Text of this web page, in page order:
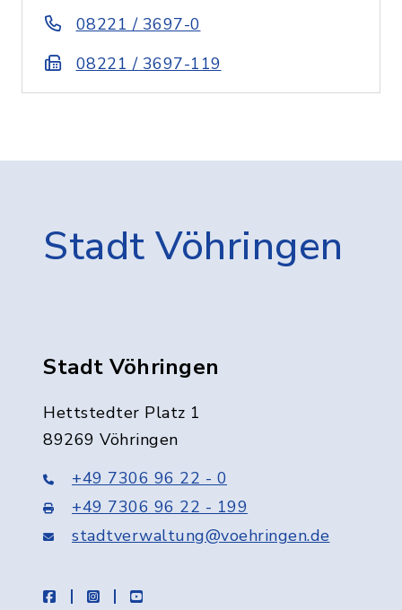
08221 / 3697-0
08221 / 3697-119
Stadt Vöhringen
Stadt Vöhringen
Hettstedter Platz 1
89269 Vöhringen
+49 7306 96 22 - 0
+49 7306 96 22 - 199
stadtverwaltung@voehringen.de
facebookinstagramyoutube